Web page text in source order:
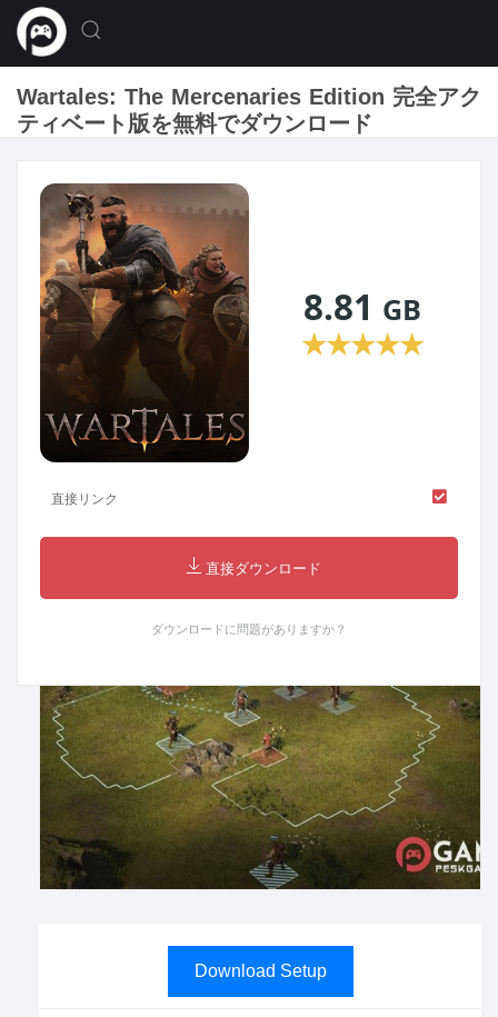
Wartales: The Mercenaries Edition 完全アク
ティベート版を無料でダウンロード
Download Setup
8.81 GB
★★★★★
直接リンク
直接ダウンロード
ダウンロードに問題がありますか？